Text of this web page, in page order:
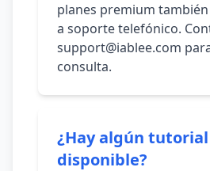
planes premium
a soporte telefónico.
support@iablee.com
consulta.
¿Hay algún tutorial
disponible?